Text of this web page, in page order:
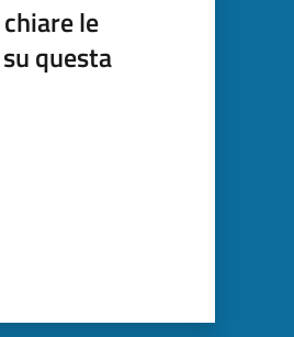
le
questa